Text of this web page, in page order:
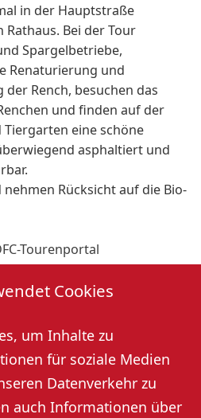
Cookies
um Inhalte zu
für soziale Medien
Datenverkehr zu
auch Informationen über
in der Hauptstraße
Bei der Tour
Spargelbetriebe,
Renaturierung und
Rench, besuchen das
und finden auf der
eine schöne
asphaltiert und
Rücksicht auf die Bio-
Tourenportal
175419-oberkircher-
die Tour verschoben.